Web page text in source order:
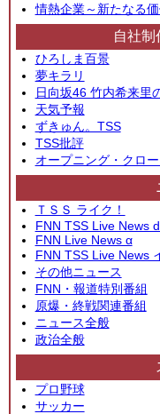
情熱企業～新たなる
自社制
ひろしま百景
夢キラリ
日向坂46 竹内希来里
天気予報
ずきゅん。TSS
TSS批評
オープニング・クロ
ＴＳＳ ライク！
FNN TSS Live News
FNN Live News α
FNN TSS Live News
その他ニュース
FNN・報道特別番組
原爆・終戦関連番組
ニュース全般
政治全般
プロ野球
サッカー